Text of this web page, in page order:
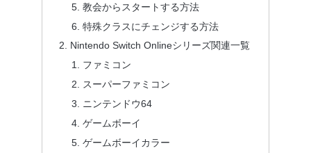
教会からスタートする方法
特殊クラスにチェンジする方法
Nintendo Switch Onlineシリーズ関連一覧
ファミコン
スーパーファミコン
ニンテンドウ64
ゲームボーイ
ゲームボーイカラー